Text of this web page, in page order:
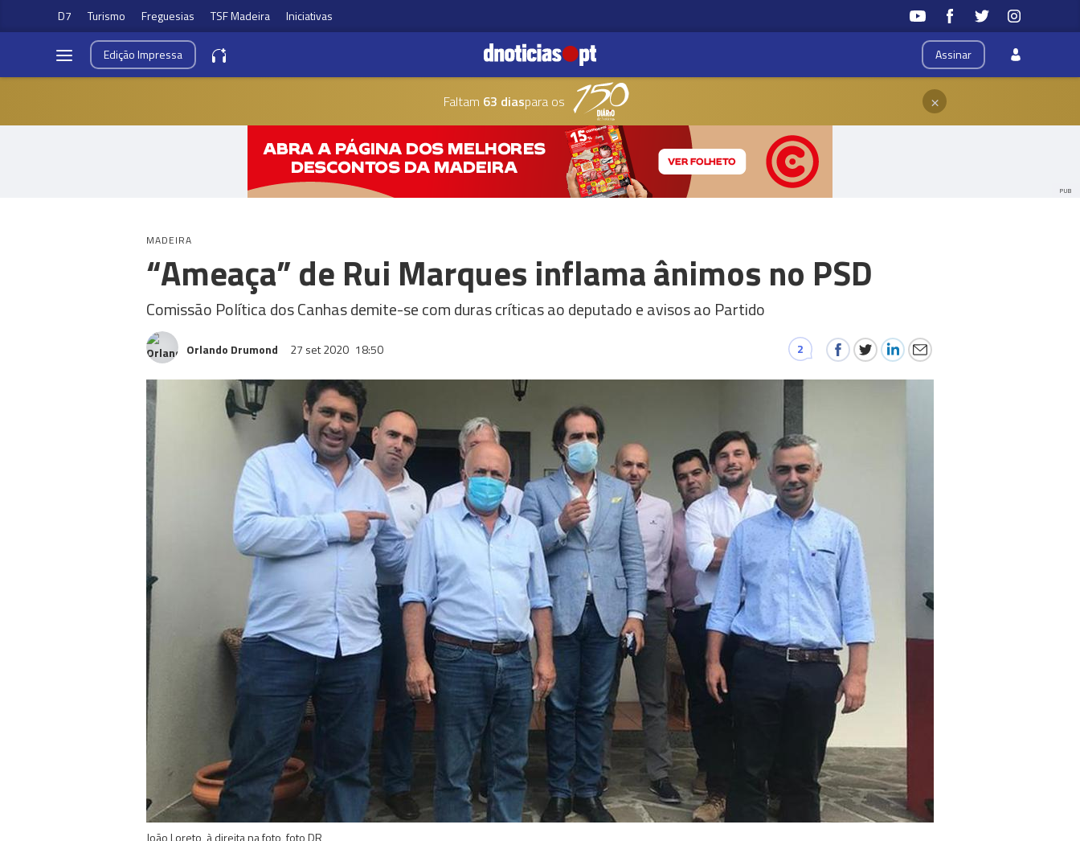
D7 Turismo Freguesias TSF Madeira Iniciativas
Assinar
EdiçãoImpressa
Faltam 63 diaspara os ×
PUB
MADEIRA
“Ameaça” de Rui Marques inflama ânimos no PSD
Comissão Política dos Canhas demite-se com duras críticas ao deputado e avisos ao Partido
Orlando Drumond 27 set 2020 18:50 2
João Loreto, à direita na foto, foto DR